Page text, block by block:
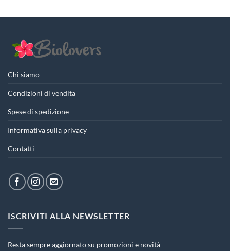
Chi siamo
Condizioni di vendita
Spese di spedizione
Informativa sulla privacy
Contatti
ISCRIVITI ALLA NEWSLETTER
Resta sempre aggiornato su promozioni e novità